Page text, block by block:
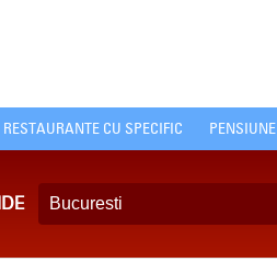
RESTAURANTE CU SPECIFIC PENSIUNE